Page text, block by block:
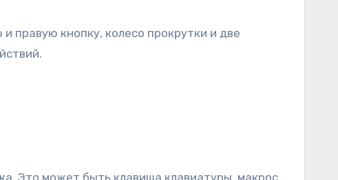
кнопку, колесо прокрутки и две
Это может быть клавиша клавиатуры, макрос,